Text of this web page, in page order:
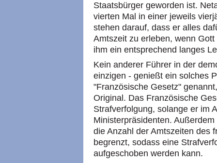
Staatsbürger geworden ist.
vierten Mal in einer jeweils
stehen darauf, dass er alles
Amtszeit zu erleben, wenn
ihm ein entsprechend langes
Kein anderer Führer in der
einzigen - genießt ein solches
"Französische Gesetz"
Original. Das Französische
Strafverfolgung, solange er im
Ministerpräsidenten.
die Anzahl der Amtszeiten des
begrenzt, sodass eine
aufgeschoben werden kann.